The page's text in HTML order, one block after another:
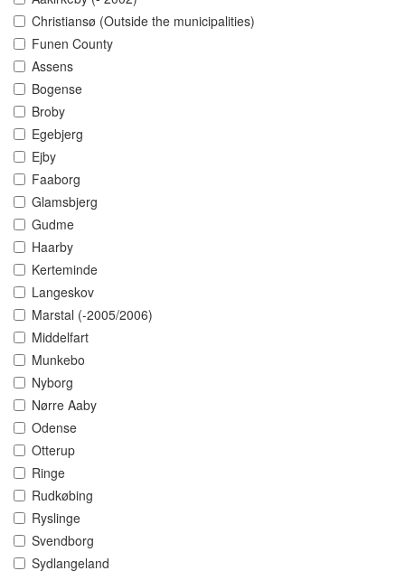
Christiansø (Outside the municipalities)
Funen County
Assens
Bogense
Broby
Egebjerg
Ejby
Faaborg
Glamsbjerg
Gudme
Haarby
Kerteminde
Langeskov
Marstal (-2005/2006)
Middelfart
Munkebo
Nyborg
Nørre Aaby
Odense
Otterup
Ringe
Rudkøbing
Ryslinge
Svendborg
Sydlangeland